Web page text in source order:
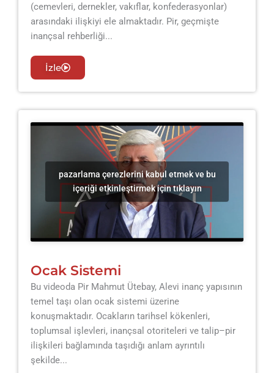
(cemevleri, dernekler, vakıflar, konfederasyonlar)
arasındaki ilişkiyi ele almaktadır. Pir, geçmişte
inançsal rehberliği...
İzle
pazarlama çerezlerini kabul etmek ve bu
içeriği etkinleştirmek için tıklayın
Ocak Sistemi
Bu videoda Pir Mahmut Ütebay, Alevi inanç yapısının
temel taşı olan ocak sistemi üzerine
konuşmaktadır. Ocakların tarihsel kökenleri,
toplumsal işlevleri, inançsal otoriteleri ve talip–pir
ilişkileri bağlamında taşıdığı anlam ayrıntılı
şekilde...